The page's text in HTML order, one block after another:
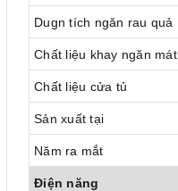
Dugn tích ngăn rau quả
Chất liệu khay ngăn mát
Chất liệu cửa tủ
Sản xuất tại
Năm ra mắt
Điện năng